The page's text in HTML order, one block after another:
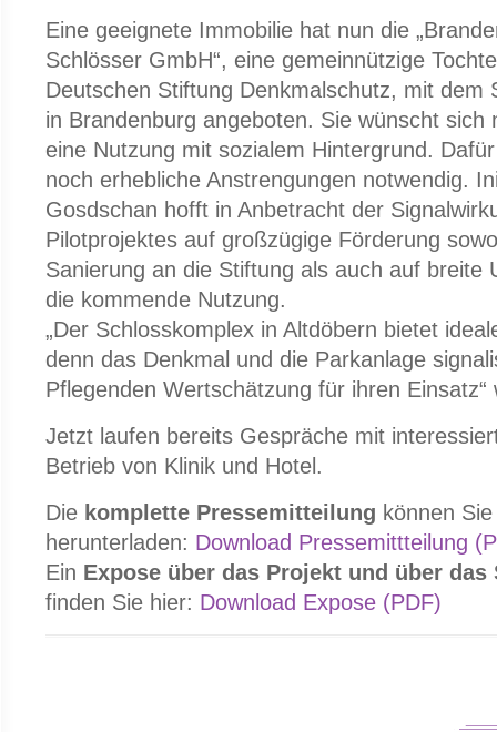
Eine geeignete Immobilie hat nun die
Schlösser GmbH“, eine gemeinnützige
Deutschen Stiftung Denkmalschutz, mit dem
in Brandenburg angeboten. Sie wünscht sich
eine Nutzung mit sozialem Hintergrund.
noch erhebliche Anstrengungen notwendig.
Gosdschan hofft in Anbetracht der
Pilotprojektes auf großzügige Förderung
Sanierung an die Stiftung als auch auf breite
die kommende Nutzung.
„Der Schlosskomplex in Altdöbern bietet
denn das Denkmal und die Parkanlage
Pflegenden Wertschätzung für ihren Einsatz“
Jetzt laufen bereits Gespräche mit
Betrieb von Klinik und Hotel.
Die komplette Pressemitteilung können
herunterladen: Download Pressemittteilung
Ein Expose über das Projekt und über
finden Sie hier: Download Expose (PDF)